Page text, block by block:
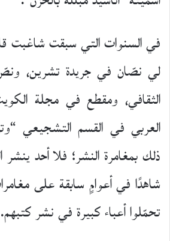
في السنوات التي سبقت شاغبت
لي نصّان في جريدة تشرين،
الثقافي، ومقطع في مجلة
العربي في القسم التشجيعي
ذلك بمغامرة النشر؛ فلا أحد
شاهدًا في أعوامٍ سابقة على
تحمّلوا أعباء كبيرة في نشر كتبهم.